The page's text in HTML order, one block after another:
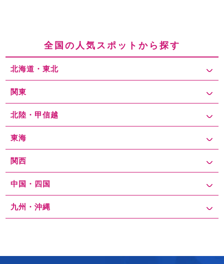
全国の人気スポットから探す
北海道・東北
関東
北陸・甲信越
東海
関西
中国・四国
九州・沖縄